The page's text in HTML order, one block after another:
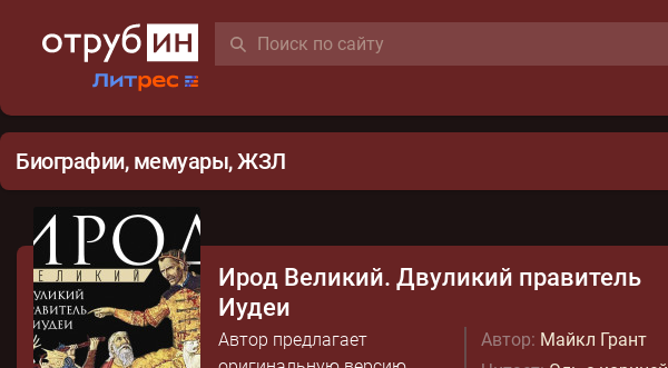
Биографии, мемуары, ЖЗЛ
Ирод Великий. Двуликий правитель
Иудеи
Автор: Майкл Грант
Автор предлагает